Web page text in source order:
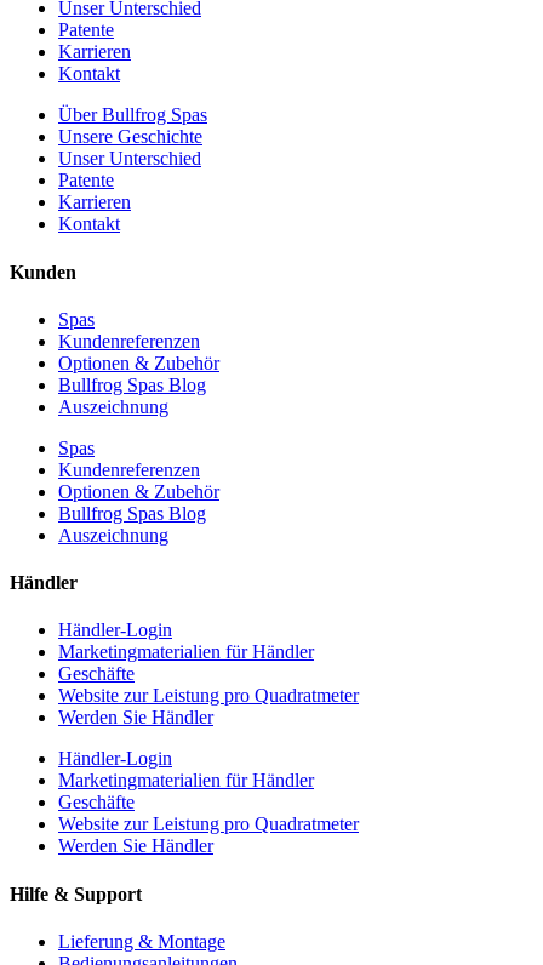
Unser Unterschied
Patente
Karrieren
Kontakt
Über Bullfrog Spas
Unsere Geschichte
Unser Unterschied
Patente
Karrieren
Kontakt
Kunden
Spas
Kundenreferenzen
Optionen & Zubehör
Bullfrog Spas Blog
Auszeichnung
Spas
Kundenreferenzen
Optionen & Zubehör
Bullfrog Spas Blog
Auszeichnung
Händler
Händler-Login
Marketingmaterialien für Händler
Geschäfte
Website zur Leistung pro Quadratmeter
Werden Sie Händler
Händler-Login
Marketingmaterialien für Händler
Geschäfte
Website zur Leistung pro Quadratmeter
Werden Sie Händler
Hilfe & Support
Lieferung & Montage